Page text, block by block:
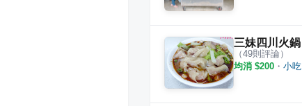
三妹四川火鍋
（49則評論）
均消 $200 ・ 小吃